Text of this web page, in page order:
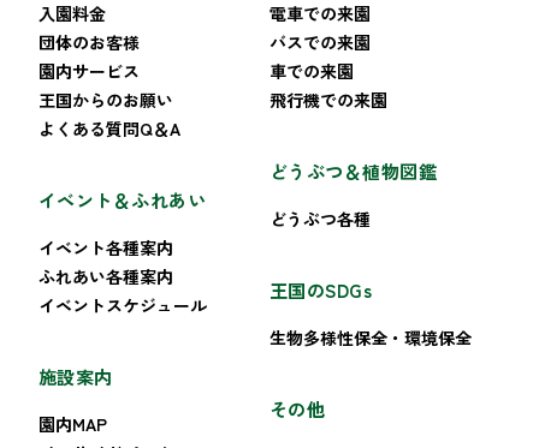
入園料金
団体のお客様
園内サービス
王国からのお願い
よくある質問Q＆A
イベント＆ふれあい
イベント各種案内
ふれあい各種案内
イベントスケジュール
施設案内
園内MAP
電車での来園
バスでの来園
車での来園
飛行機での来園
どうぶつ＆植物図鑑
どうぶつ各種
王国のSDGs
生物多様性保全・環境保全
その他